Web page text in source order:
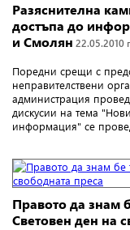
Разяснителна
достъпа до
и Смолян 22.05.2010
Поредни срещи с
неправителствени
администрация
дискусии на тема "
информация" се
Правото да знам
Световен ден на